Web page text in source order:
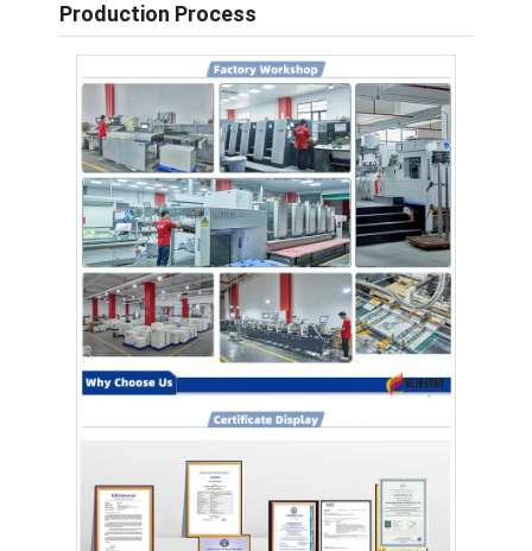
Production Process